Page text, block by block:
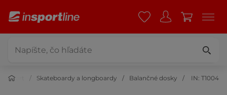
Šport Skateboardy a longboardy Balančné dosky IN: T1004